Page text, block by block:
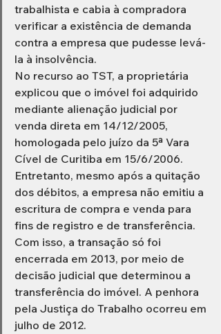
trabalhista e cabia à compradora
verificar a existência de demanda
contra a empresa que pudesse levá-
la à insolvência.
No recurso ao TST, a proprietária
explicou que o imóvel foi adquirido
mediante alienação judicial por
venda direta em 14/12/2005,
homologada pelo juízo da 5ª Vara
Cível de Curitiba em 15/6/2006.
Entretanto, mesmo após a quitação
dos débitos, a empresa não emitiu a
escritura de compra e venda para
fins de registro e de transferência.
Com isso, a transação só foi
encerrada em 2013, por meio de
decisão judicial que determinou a
transferência do imóvel. A penhora
pela Justiça do Trabalho ocorreu em
julho de 2012.